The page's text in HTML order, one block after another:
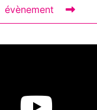
évènement